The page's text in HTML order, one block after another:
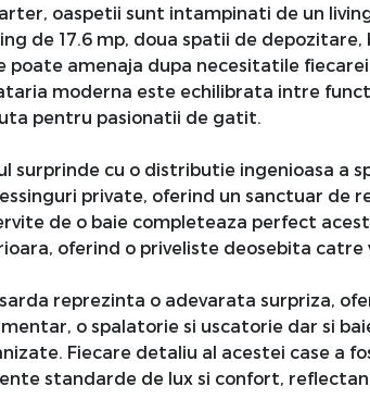
oaspetii sunt intampinati de un
de 17.6 mp, doua spatii de
poate amenaja dupa necesitatile fiecarei
moderna este echilibrata intre
pentru pasionatii de gatit.
surprinde cu o distributie ingenioasa a
private, oferind un sanctuar de
de o baie completeaza perfect
oferind o priveliste deosebita catre
reprezinta o adevarata surpriza,
o spalatorie si uscatorie dar si
Fiecare detaliu al acestei case a
standarde de lux si confort,